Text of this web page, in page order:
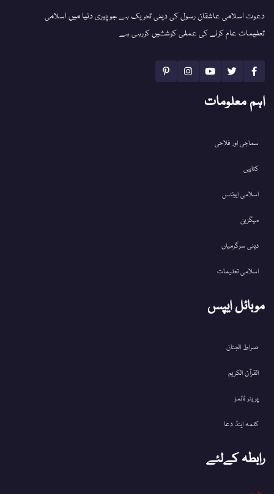
دعوت اسلامی عاشقان رسول کی دینی تحریک ہے جو پوری دنیا میں اسلامی
تعلیمات عام کرنے کی عملی کوششیں کررہی ہے
اہم معلومات
سماجی اور فلاحی
کتابیں
اسلامی ایونٹس
میگزین
دینی سرگرمیاں
اسلامی تعلیمات
موبائل ایپس
صراط الجنان
القرآن الکریم
پریئر ٹائمز
کلمہ اینڈ دعا
رابطہ کےلئے